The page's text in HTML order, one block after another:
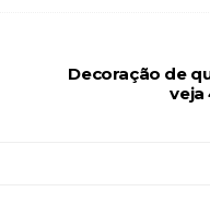
Decoração de
veja